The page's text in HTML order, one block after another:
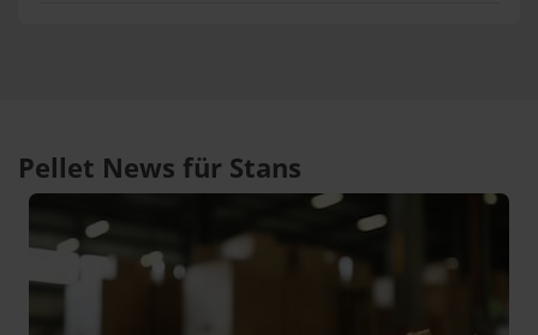
Pellet News für Stans